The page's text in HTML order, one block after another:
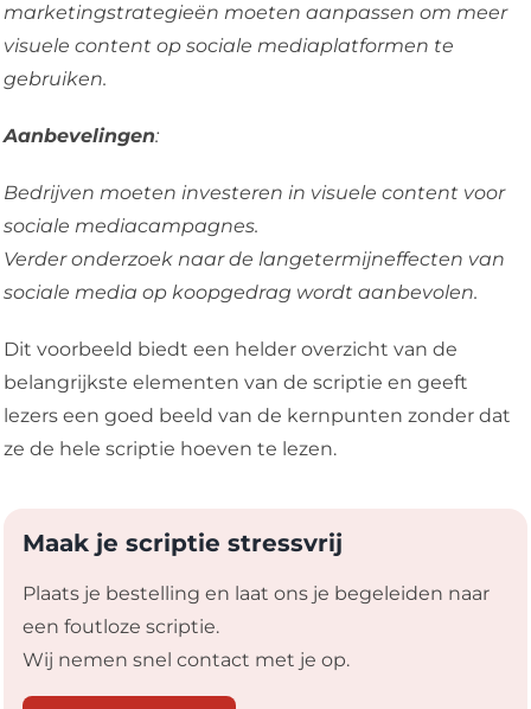
marketingstrategieën moeten aanpassen om meer
visuele content op sociale mediaplatformen te
gebruiken.
Aanbevelingen:
Bedrijven moeten investeren in visuele content voor
sociale mediacampagnes.
Verder onderzoek naar de langetermijneffecten van
sociale media op koopgedrag wordt aanbevolen.
Dit voorbeeld biedt een helder overzicht van de
belangrijkste elementen van de scriptie en geeft
lezers een goed beeld van de kernpunten zonder dat
ze de hele scriptie hoeven te lezen.
Maak je scriptie stressvrij
Plaats je bestelling en laat ons je begeleiden naar
een foutloze scriptie.
Wij nemen snel contact met je op.